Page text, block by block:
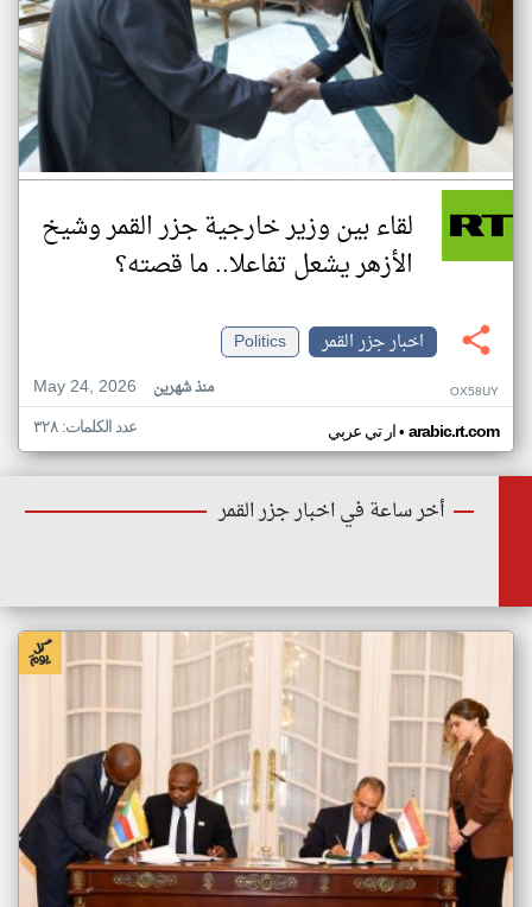
لقاء بين وزير خارجية جزر القمر وشيخ
الأزهر يشعل تفاعلا.. ما قصته؟
اخبار جزر القمر
Politics
May 24, 2026
منذ شهرين OX58UY
ار تي عربي• arabic.rt.com عدد الكلمات: ٣٢٨
أخر ساعة في اخبار جزر القمر